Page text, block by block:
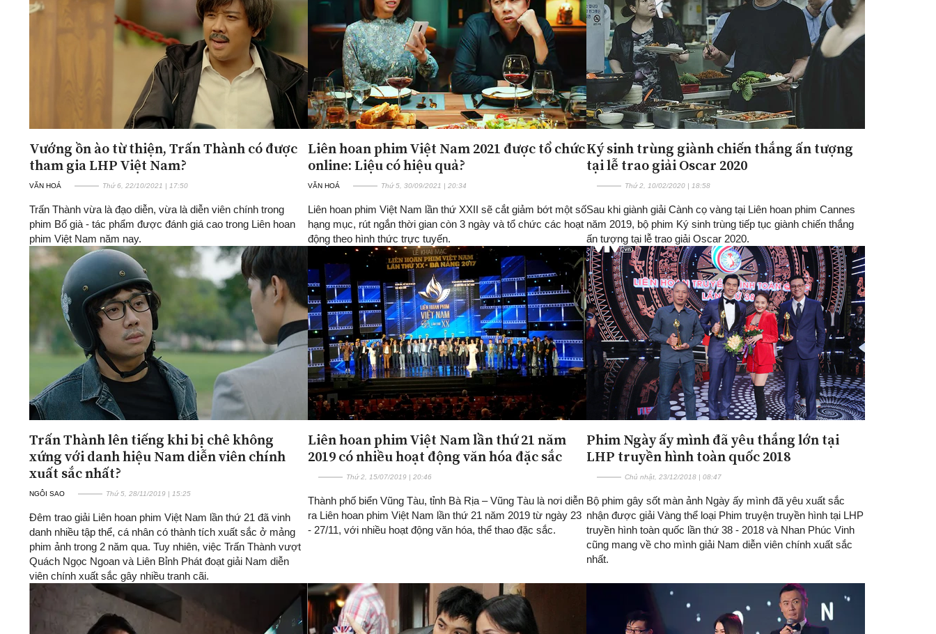
Vướng ồn ào từ thiện, Trấn Thành có được
tham gia LHP Việt Nam?
VĂN HOÁ Thứ 6, 22/10/2021 | 17:50
Trấn Thành vừa là đạo diễn, vừa là diễn viên chính trong
phim Bố già - tác phẩm được đánh giá cao trong Liên hoan
phim Việt Nam năm nay.
Liên hoan phim Việt Nam 2021 được tổ chức
online: Liệu có hiệu quả?
VĂN HOÁ Thứ 5, 30/09/2021 | 20:34
Liên hoan phim Việt Nam lần thứ XXII sẽ cắt giảm bớt một số
hạng mục, rút ngắn thời gian còn 3 ngày và tổ chức các hoạt
động theo hình thức trực tuyến.
Ký sinh trùng giành chiến thắng ấn tượng
tại lễ trao giải Oscar 2020
Thứ 2, 10/02/2020 | 18:58
Sau khi giành giải Cành cọ vàng tại Liên hoan phim Cannes
năm 2019, bộ phim Ký sinh trùng tiếp tục giành chiến thắng
ấn tượng tại lễ trao giải Oscar 2020.
Trấn Thành lên tiếng khi bị chê không
xứng với danh hiệu Nam diễn viên chính
xuất sắc nhất?
NGÔI SAO Thứ 5, 28/11/2019 | 15:25
Đêm trao giải Liên hoan phim Việt Nam lần thứ 21 đã vinh
danh nhiều tập thể, cá nhân có thành tích xuất sắc ở mảng
phim ảnh trong 2 năm qua. Tuy nhiên, việc Trấn Thành vượt
Quách Ngọc Ngoan và Liên Bỉnh Phát đoạt giải Nam diễn
viên chính xuất sắc gây nhiều tranh cãi.
Liên hoan phim Việt Nam lần thứ 21 năm
2019 có nhiều hoạt động văn hóa đặc sắc
Thứ 2, 15/07/2019 | 20:46
Thành phố biển Vũng Tàu, tỉnh Bà Rịa – Vũng Tàu là nơi diễn
ra Liên hoan phim Việt Nam lần thứ 21 năm 2019 từ ngày 23
- 27/11, với nhiều hoạt động văn hóa, thể thao đặc sắc.
Phim Ngày ấy mình đã yêu thắng lớn tại
LHP truyền hình toàn quốc 2018
Chủ nhật, 23/12/2018 | 08:47
Bộ phim gây sốt màn ảnh Ngày ấy mình đã yêu xuất sắc
nhận được giải Vàng thể loại Phim truyện truyền hình tại LHP
truyền hình toàn quốc lần thứ 38 - 2018 và Nhan Phúc Vinh
cũng mang về cho mình giải Nam diễn viên chính xuất sắc
nhất.